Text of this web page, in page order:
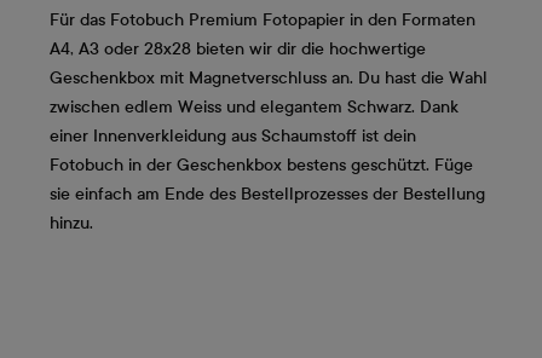
Für das Fotobuch Premium Fotopapier in den Formaten
A4, A3 oder 28x28 bieten wir dir die hochwertige
Geschenkbox mit Magnetverschluss an. Du hast die Wahl
zwischen edlem Weiss und elegantem Schwarz. Dank
einer Innenverkleidung aus Schaumstoff ist dein
Fotobuch in der Geschenkbox bestens geschützt. Füge
sie einfach am Ende des Bestellprozesses der Bestellung
hinzu.